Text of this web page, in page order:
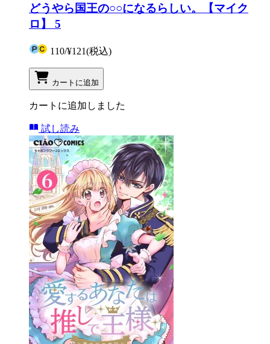
どうやら国王の○○になるらしい。【マイク
ロ】 5
110/¥121(税込)
カートに追加
カートに追加しました
試し読み